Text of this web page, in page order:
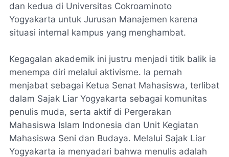
dan kedua di Universitas Cokroaminoto
Yogyakarta untuk Jurusan Manajemen karena
situasi internal kampus yang menghambat.
Kegagalan akademik ini justru menjadi titik balik ia
menempa diri melalui aktivisme. Ia pernah
menjabat sebagai Ketua Senat Mahasiswa, terlibat
dalam Sajak Liar Yogyakarta sebagai komunitas
penulis muda, serta aktif di Pergerakan
Mahasiswa Islam Indonesia dan Unit Kegiatan
Mahasiswa Seni dan Budaya. Melalui Sajak Liar
Yogyakarta ia menyadari bahwa menulis adalah